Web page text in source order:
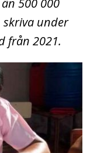
500 000
under
från 2021.